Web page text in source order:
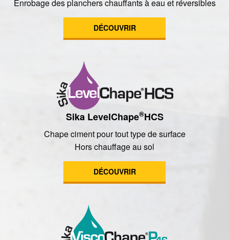
Enrobage des planchers chauffants à eau et réversibles
DÉCOUVRIR
Sika LevelChape®HCS
Chape ciment pour tout type de surface
Hors chauffage au sol
DÉCOUVRIR